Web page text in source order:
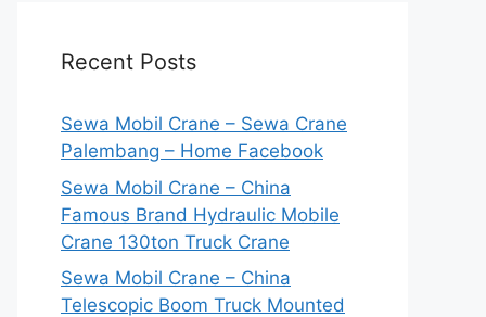
Recent Posts
Sewa Mobil Crane – Sewa Crane
Palembang – Home Facebook
Sewa Mobil Crane – China
Famous Brand Hydraulic Mobile
Crane 130ton Truck Crane
Sewa Mobil Crane – China
Telescopic Boom Truck Mounted